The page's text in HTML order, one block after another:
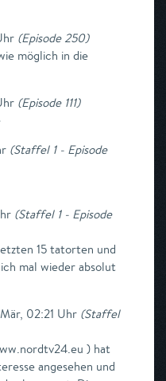
(Episode 250)
möglich in die
(Episode 111)
(Staffel 1 - Episode
(Staffel 1 - Episode
15 tatorten und
mal wieder absolut
02:21 Uhr (Staffel
) hat
angesehen und